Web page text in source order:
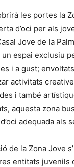
les portes la
d’oci per als
Jove de la
espai exclusiu
i a gust;
activitats
i també
aquesta zona
adequada als
de la Zona Jove
entitats juvenils